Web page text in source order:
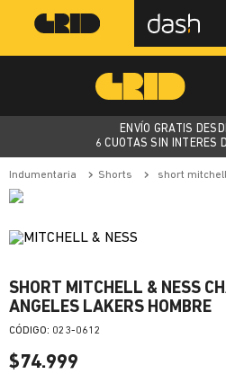
ENVÍO GRATIS
6 CUOTAS SIN INTERES
indumentaria shorts short mitchell &
SHORT MITCHELL & NESS
ANGELES LAKERS HOMBRE
: 023-0612
$74.999